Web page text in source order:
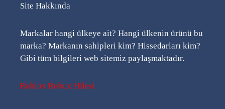
Site Hakkında
Markalar hangi ülkeye ait? Hangi ülkenin ürünü bu
marka? Markanın sahipleri kim? Hissedarları kim?
Gibi tüm bilgileri web sitemiz paylaşmaktadır.
Roblox Robux Hilesi